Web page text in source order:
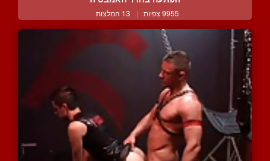
9955 צפיות | 13 המלצות